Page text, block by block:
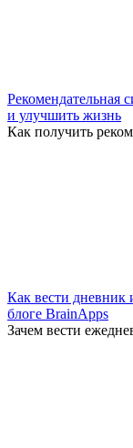
Рекомендательная
и улучшить жизнь
Как получить
Как вести дневник
блоге BrainApps
Зачем вести